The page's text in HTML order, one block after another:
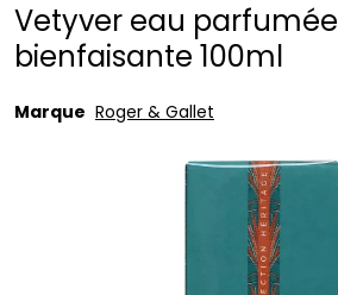
Vetyver eau parfumée
bienfaisante 100ml
Marque Roger & Gallet